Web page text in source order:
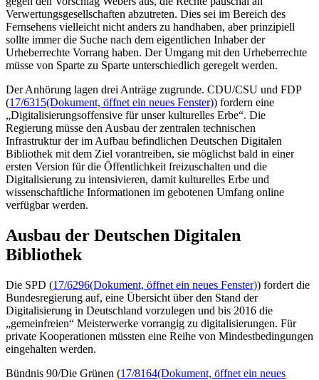
Verwertungsgesellschaften abzutreten. Dies sei im Bereich des
Fernsehens vielleicht nicht anders zu handhaben, aber prinzipiell
sollte immer die Suche nach dem eigentlichen Inhaber der
Urheberrechte Vorrang haben. Der Umgang mit den Urheberrechte
müsse von Sparte zu Sparte unterschiedlich geregelt werden.
Der Anhörung lagen drei Anträge zugrunde. CDU/CSU und FDP
(17/6315(Dokument, öffnet ein neues Fenster)) fordern eine
„Digitalisierungsoffensive für unser kulturelles Erbe“. Die
Regierung müsse den Ausbau der zentralen technischen
Infrastruktur der im Aufbau befindlichen Deutschen Digitalen
Bibliothek mit dem Ziel vorantreiben, sie möglichst bald in einer
ersten Version für die Öffentlichkeit freizuschalten und die
Digitalisierung zu intensivieren, damit kulturelles Erbe und
wissenschaftliche Informationen im gebotenen Umfang online
verfügbar werden.
Ausbau der Deutschen Digitalen
Bibliothek
Die SPD (17/6296(Dokument, öffnet ein neues Fenster)) fordert die
Bundesregierung auf, eine Übersicht über den Stand der
Digitalisierung in Deutschland vorzulegen und bis 2016 die
„gemeinfreien“ Meisterwerke vorrangig zu digitalisierungen. Für
private Kooperationen müssten eine Reihe von Mindestbedingungen
eingehalten werden.
Bündnis 90/Die Grünen (17/8164(Dokument, öffnet ein neues